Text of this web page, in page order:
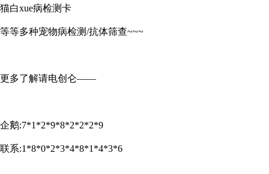
猫白xue病检测卡
等等多种宠物病检测/抗体筛查~~~
更多了解请电创仑——
企鹅:7*1*2*9*8*2*2*2*9
联系:1*8*0*2*3*4*8*1*4*3*6